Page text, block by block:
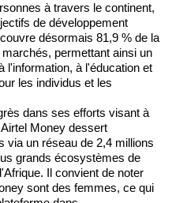
à travers le continent,
de développement
désormais 81,9 % de la
permettant ainsi un
l'information, à l'éducation et
les individus et les
dans ses efforts visant à
Money dessert
via un réseau de 2,4 millions
grands écosystèmes de
Il convient de noter
sont des femmes, ce qui